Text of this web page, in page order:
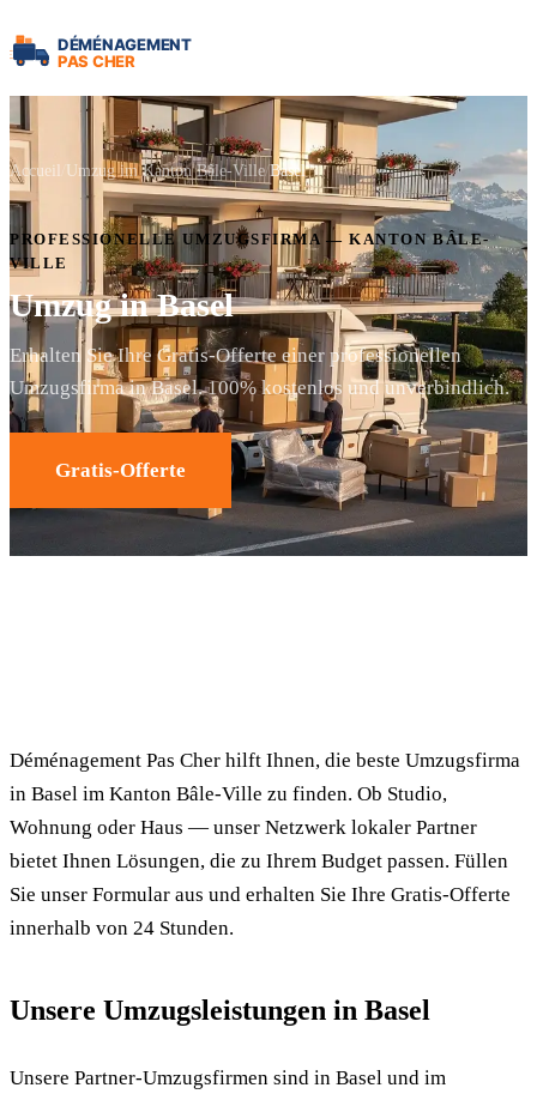
Accueil Umzug im Kanton Bâle-Ville Basel
PROFESSIONELLE UMZUGSFIRMA — KANTON BÂLE-
VILLE
Umzug in Basel
Erhalten Sie Ihre Gratis-Offerte einer professionellen
Umzugsfirma in Basel. 100% kostenlos und unverbindlich.
Gratis-Offerte
Déménagement Pas Cher hilft Ihnen, die beste Umzugsfirma
in Basel im Kanton Bâle-Ville zu finden. Ob Studio,
Wohnung oder Haus — unser Netzwerk lokaler Partner
bietet Ihnen Lösungen, die zu Ihrem Budget passen. Füllen
Sie unser Formular aus und erhalten Sie Ihre Gratis-Offerte
innerhalb von 24 Stunden.
Unsere Umzugsleistungen in Basel
Unsere Partner-Umzugsfirmen sind in Basel und im